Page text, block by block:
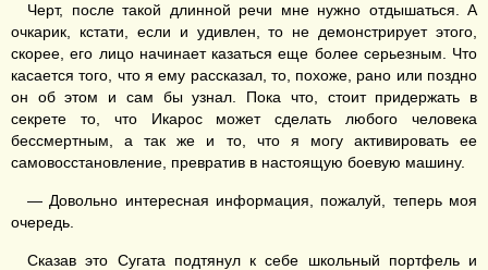
Черт, после такой длинной речи мне нужно отдышаться. А
очкарик, кстати, если и удивлен, то не демонстрирует этого,
скорее, его лицо начинает казаться еще более серьезным. Что
касается того, что я ему рассказал, то, похоже, рано или поздно
он об этом и сам бы узнал. Пока что, стоит придержать в
секрете то, что Икарос может сделать любого человека
бессмертным, а так же и то, что я могу активировать ее
самовосстановление, превратив в настоящую боевую машину.
— Довольно интересная информация, пожалуй, теперь моя
очередь.
Сказав это Сугата подтянул к себе школьный портфель и